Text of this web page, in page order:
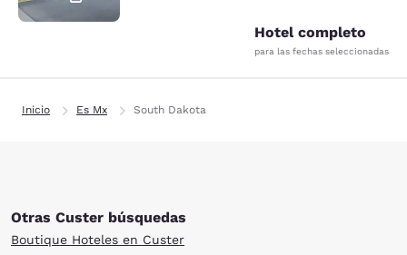
Hotel completo
para las fechas seleccionadas
Inicio Es Mx South Dakota
Otras Custer búsquedas
Boutique Hoteles en Custer